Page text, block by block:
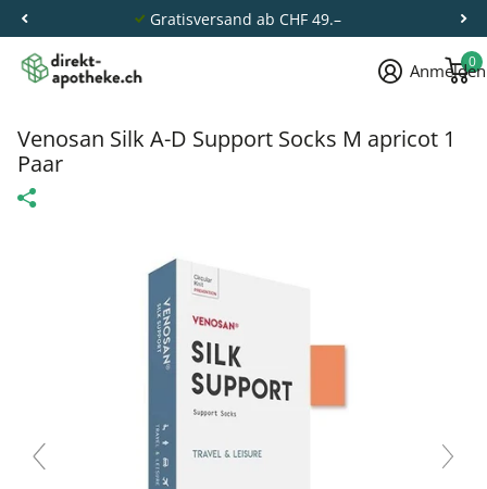
Gratisversand ab CHF 49.–
Anmelden
0
Venosan Silk A-D Support Socks M apricot 1
Paar